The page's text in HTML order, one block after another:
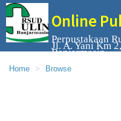
Online
Perpustakaan
Jl. A. Yani Km
Banjarmasin
Home Browse